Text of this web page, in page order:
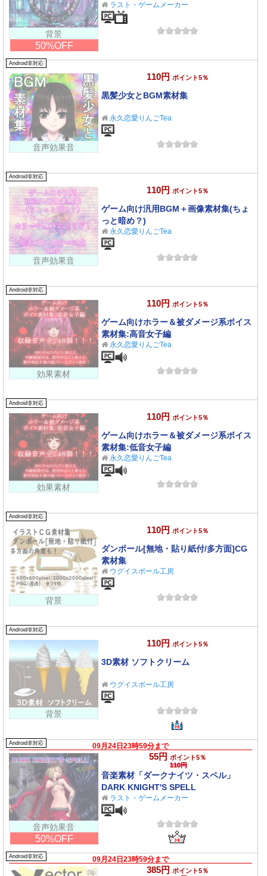
背景
50%OFF
ラスト・ゲームメーカー
Android非対応
音声効果音
110円 ポイント5％
黒髪少女とBGM素材集
永久恋愛りんごTea
Android非対応
音声効果音
110円 ポイント5％
ゲーム向け汎用BGM＋画像素材集(ちょ
っと暗め？)
永久恋愛りんごTea
Android非対応
効果素材
110円 ポイント5％
ゲーム向けホラー＆被ダメージ系ボイス
素材集:高音女子編
永久恋愛りんごTea
Android非対応
効果素材
110円 ポイント5％
ゲーム向けホラー＆被ダメージ系ボイス
素材集:低音女子編
永久恋愛りんごTea
Android非対応
背景
110円 ポイント5％
ダンボール[無地・貼り紙付/多方面]CG
素材集
ウグイスボール工房
Android非対応
背景
110円 ポイント5％
3D素材 ソフトクリーム
ウグイスボール工房
09月24日23時59分まで
Android非対応
音声効果音
50%OFF
55円 ポイント5％
110円
音楽素材「ダークナイツ・スペル」
DARK KNIGHT'S SPELL
ラスト・ゲームメーカー
09月24日23時59分まで
Android非対応
385円 ポイント5％